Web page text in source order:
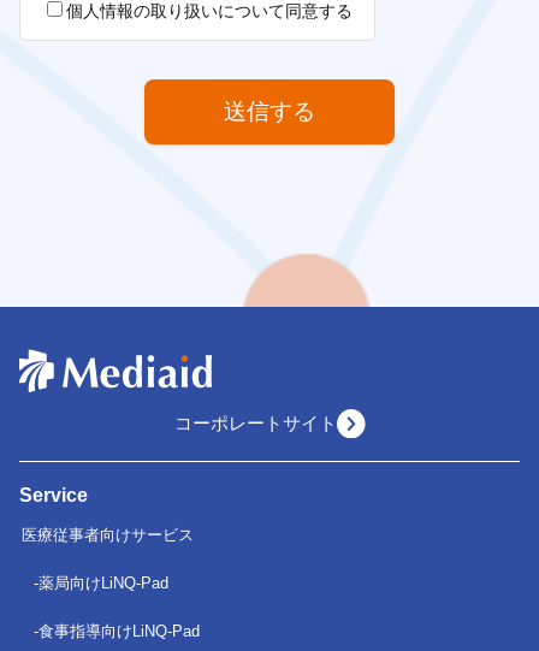
個人情報の取り扱いについて同意する
コーポレートサイト
Service
医療従事者向けサービス
薬局向けLiNQ-Pad
食事指導向けLiNQ-Pad